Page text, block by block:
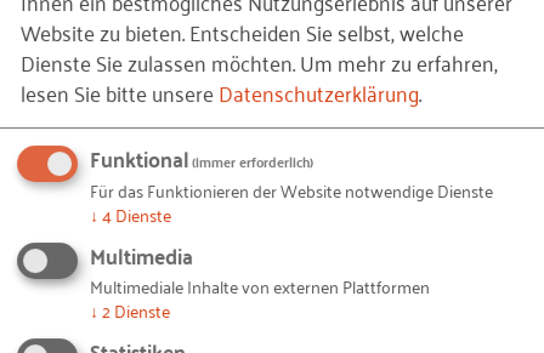
Kapitel 7.5 - Anerkennung
und Identifikation
Wettbewerbe:
Welche es in Deutschland gibt
Bildquellen und Copyright-Hinweise
Website zu bieten. Entscheiden Sie selbst, welche
Dienste Sie zulassen möchten.Um mehr zu erfahren,
lesen Sie bitte unsereDatenschutzerklärung.
Funktional(immer erforderlich)
Für das Funktionieren der Website notwendige Dienste
↓ 4Dienste
Multimedia
Multimediale Inhalte von externen Plattformen
↓ 2Dienste